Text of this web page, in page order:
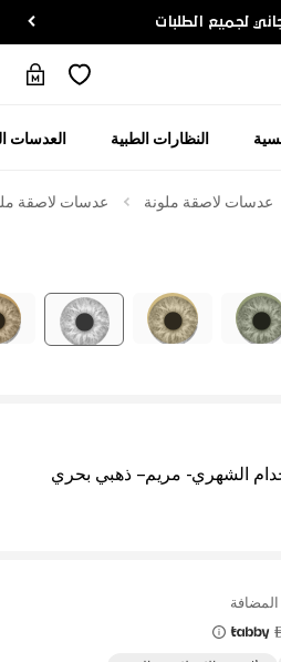
لجميع الطلبات
النظارات الطبية العدسات
عدسات لاصقة ملونة عدسات لاصقة
الشهري - مريم – ذهبي بحري